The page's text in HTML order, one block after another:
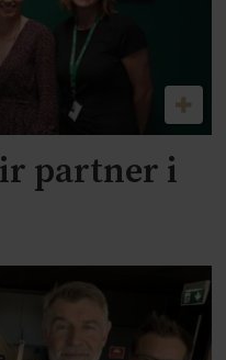
partner i